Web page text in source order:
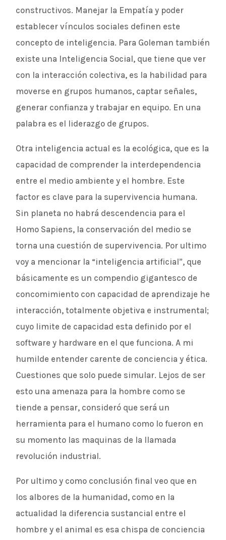
constructivos. Manejar la Empatía y poder
establecer vínculos sociales definen este
concepto de inteligencia. Para Goleman también
existe una Inteligencia Social, que tiene que ver
con la interacción colectiva, es la habilidad para
moverse en grupos humanos, captar señales,
generar confianza y trabajar en equipo. En una
palabra es el liderazgo de grupos.
Otra inteligencia actual es la ecológica, que es la
capacidad de comprender la interdependencia
entre el medio ambiente y el hombre. Este
factor es clave para la supervivencia humana.
Sin planeta no habrá descendencia para el
Homo Sapiens, la conservación del medio se
torna una cuestión de supervivencia. Por ultimo
voy a mencionar la “inteligencia artificial”, que
básicamente es un compendio gigantesco de
concomimiento con capacidad de aprendizaje he
interacción, totalmente objetiva e instrumental;
cuyo limite de capacidad esta definido por el
software y hardware en el que funciona. A mi
humilde entender carente de conciencia y ética.
Cuestiones que solo puede simular. Lejos de ser
esto una amenaza para la hombre como se
tiende a pensar, consideró que será un
herramienta para el humano como lo fueron en
su momento las maquinas de la llamada
revolución industrial.
Por ultimo y como conclusión final veo que en
los albores de la humanidad, como en la
actualidad la diferencia sustancial entre el
hombre y el animal es esa chispa de conciencia